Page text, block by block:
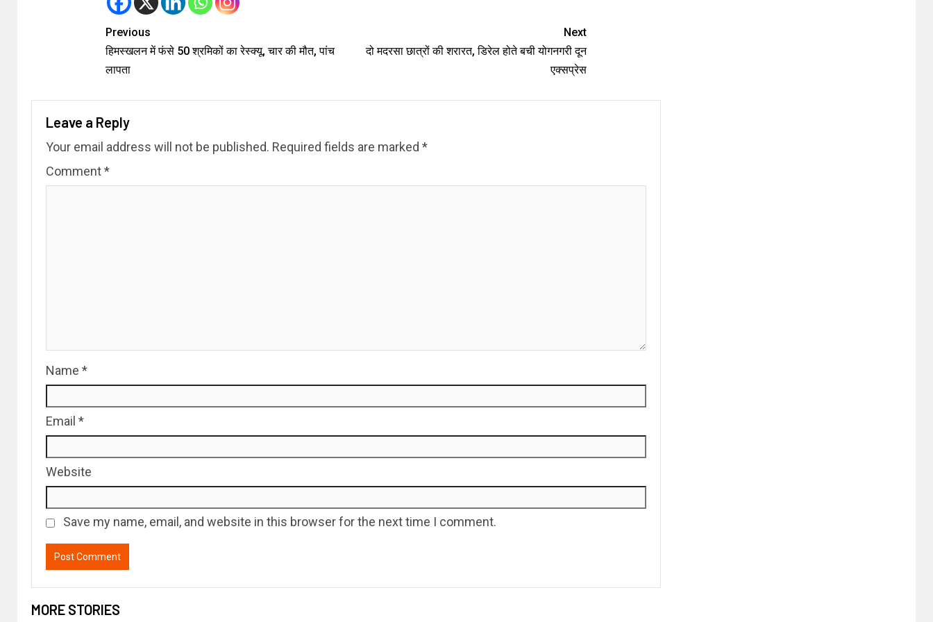
Previous
हिमस्खलन में फंसे 50 श्रमिकों का रेस्क्यू, चार की मौत, पांच
लापता
Next
दो मदरसा छात्रों की शरारत, डिरेल होते बची योगनगरी दून
एक्सप्रेस
Leave a Reply
Your email address will not be published. Required fields are marked *
Comment*
Name *
Email *
Website
Save my name, email, and website in this browser for the next time I comment.
MORE STORIES